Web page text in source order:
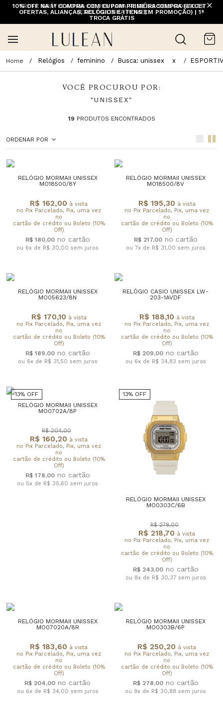
FRETE GRÁTIS ACIMA DE 399 PARA REGIÕES SELECIONADAS
(EXCETO LINHA HOME)
10% OFF NA 1ª COMPRA COM CUPOM PRIMEIRACOMPRA (EXCETO
OFERTAS, ALIANÇAS, RELÓGIOS E ITENS EM PROMOÇÃO) | 1ª
TROCA GRÁTIS
Relógios feminino Busca: unissex x
VOCÊ PROCUROU POR:
"UNISSEX"
19 PRODUTOS ENCONTRADOS
ORDENAR POR
RELÓGIO MORMAII UNISSEX
MO18500/8Y
R$ 162,00 à vista
no Pix Parcelado, Pix, uma vez
no
cartão de crédito ou Boleto (10%
Off)
R$ 180,00
ou 6x de R$ 30,00 sem juros
RELÓGIO MORMAII UNISSEX
MO18500/8V
R$ 195,30 à vista
no Pix Parcelado, Pix, uma vez
no
cartão de crédito ou Boleto (10%
Off)
R$ 217,00
ou 7x de R$ 31,00 sem juros
RELÓGIO MORMAII UNISSEX
MO05623/8N
R$ 170,10 à vista
no Pix Parcelado, Pix, uma vez
no
cartão de crédito ou Boleto (10%
Off)
R$ 189,00
ou 6x de R$ 31,50 sem juros
RELÓGIO CASIO UNISSEX LW-
203-1AVDF
R$ 188,10 à vista
no Pix Parcelado, Pix, uma vez
no
cartão de crédito ou Boleto (10%
Off)
R$ 209,00
ou 6x de R$ 34,83 sem juros
13% OFF
RELÓGIO MORMAII UNISSEX
MO0702A/8P
R$ 160,20 à vista
no Pix Parcelado, Pix, uma vez
no
cartão de crédito ou Boleto (10%
Off)
R$ 204,00
R$ 178,00
ou 5x de R$ 35,60 sem juros
13% OFF
RELÓGIO MORMAII UNISSEX
MO0303C/6B
R$ 218,70 à vista
no Pix Parcelado, Pix, uma vez
no
cartão de crédito ou Boleto (10%
Off)
R$ 278,00
R$ 243,00
ou 8x de R$ 30,37 sem juros
RELÓGIO MORMAII UNISSEX
MO07020A/8R
R$ 183,60 à vista
no Pix Parcelado, Pix, uma vez
no
cartão de crédito ou Boleto (10%
Off)
R$ 204,00
ou 6x de R$ 34,00 sem juros
RELÓGIO MORMAII UNISSEX
MO0303B/6P
R$ 250,20 à vista
no Pix Parcelado, Pix, uma vez
no
cartão de crédito ou Boleto (10%
Off)
R$ 278,00
ou 9x de R$ 30,88 sem juros